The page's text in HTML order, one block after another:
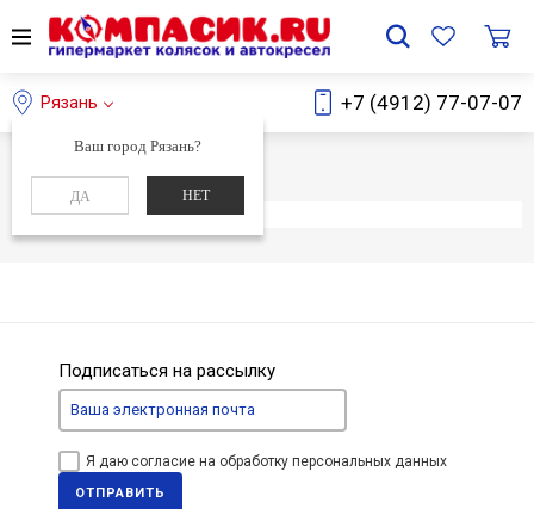
Рязань
Ваш город Рязань?
ДА НЕТ
+7 (4912) 77-07-07
Главная Каталог
Элемент не найден
Подписаться на рассылку
Я даю согласие на обработку персональных данных
ОТПРАВИТЬ